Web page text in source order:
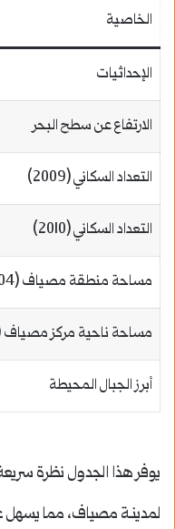
الخاصية
الإحداثيات
الارتفاع عن سطح البحر
التعداد السكاني (2009)
التعداد السكاني (2010)
مساحة منطقة مصياف (2004)
مساحة ناحية مركز مصياف
أبرز الجبال المحيطة
يوفر هذا الجدول نظرة
لمدينـة مصياف، مما يسهل